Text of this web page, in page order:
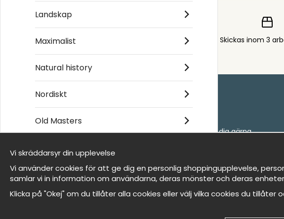
Skickas inom 3
- Frågor? Vi hjälper dig gärna.
- Leverans - enkelt, snabbt &amp;
- Cookies på Wallnest
Landskap
Maximalist
Natural history
Nordiskt
Old Masters
Vi är Wallnest
FAQ
Vi skräddarsyr din upplevelse
Vi använder cookies för att ge dig en personlig shoppingupplevelse,
samlar vi in information om användarna, deras mönster och deras
Klicka på "Okej" om du tillåter alla cookies eller välj vilka cookies du